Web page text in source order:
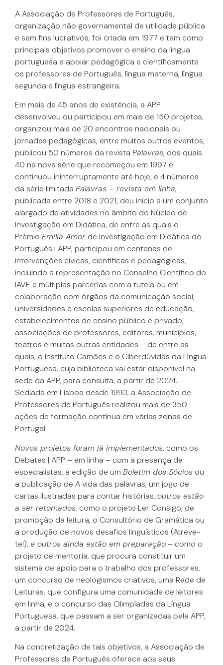
A Associação de Professores de Português,
organização não governamental de utilidade pública
e sem fins lucrativos, foi criada em 1977 e tem como
principais objetivos promover o ensino da língua
portuguesa e apoiar pedagógica e cientificamente
os professores de Português, língua materna, língua
segunda e língua estrangeira.
Em mais de 45 anos de existência, a APP
desenvolveu ou participou em mais de 150 projetos,
organizou mais de 20 encontros nacionais ou
jornadas pedagógicas, entre muitos outros eventos,
publicou 50 números da revista Palavras, dos quais
40 na nova série que recomeçou em 1997 e
continuou ininterruptamente até hoje, e 4 números
da série limitada Palavras – revista em linha,
publicada entre 2018 e 2021, deu início a um conjunto
alargado de atividades no âmbito do Núcleo de
Investigação em Didática, de entre as quais o
Prémio Emília Amor de Investigação em Didática do
Português | APP, participou em centenas de
intervenções cívicas, científicas e pedagógicas,
incluindo a representação no Conselho Científico do
IAVE e múltiplas parcerias com a tutela ou em
colaboração com órgãos da comunicação social,
universidades e escolas superiores de educação,
estabelecimentos de ensino público e privado,
associações de professores, editoras, municípios,
teatros e muitas outras entidades – de entre as
quais, o Instituto Camões e o Ciberdúvidas da Língua
Portuguesa, cuja biblioteca vai estar disponível na
sede da APP, para consulta, a partir de 2024.
Sediada em Lisboa desde 1993, a Associação de
Professores de Português realizou mais de 350
ações de formação contínua em várias zonas de
Portugal.
Novos projetos foram já implementados, como os
Debates | APP – em linha – com a presença de
especialistas, a edição de um Boletim dos Sócios ou
a publicação de A vida das palavras, um jogo de
cartas ilustradas para contar histórias, outros estão
a ser retomados, como o projeto Ler Consigo, de
promoção da leitura, o Consultório de Gramática ou
a produção de novos desafios linguísticos (Atreve-
te!), e outros ainda estão em preparação– como o
projeto de mentoria, que procura constituir um
sistema de apoio para o trabalho dos professores,
um concurso de neologismos criativos, uma Rede de
Leituras, que configura uma comunidade de leitores
em linha, e o concurso das Olimpíadas da Língua
Portuguesa, que passam a ser organizadas pela APP,
a partir de 2024.
Na concretização de tais objetivos, a Associação de
Professores de Português oferece aos seus